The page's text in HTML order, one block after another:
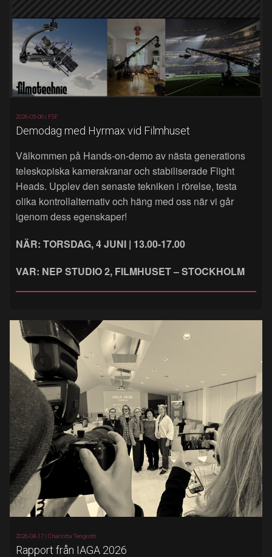
2026-05-06 | FSF
Demodag med Hyrmax vid Filmhuset
Välkommen på Hands‑on‑demo av nästa generations
teleskopiska kamerakranar och stabiliserade Flight
Heads. Upplev den senaste tekniken i rörelse, testa
olika kontrollalternativ och häng med oss när vi går
igenom dess egenskaper!
NÄR: TORSDAG, 4 JUNI | 13.00-17.00
VAR: NEP STUDIO 2, FILMHUSET – STOCKHOLM
2026-04-17 | Charlotta Tengroth
Rapport från IAGA 2026